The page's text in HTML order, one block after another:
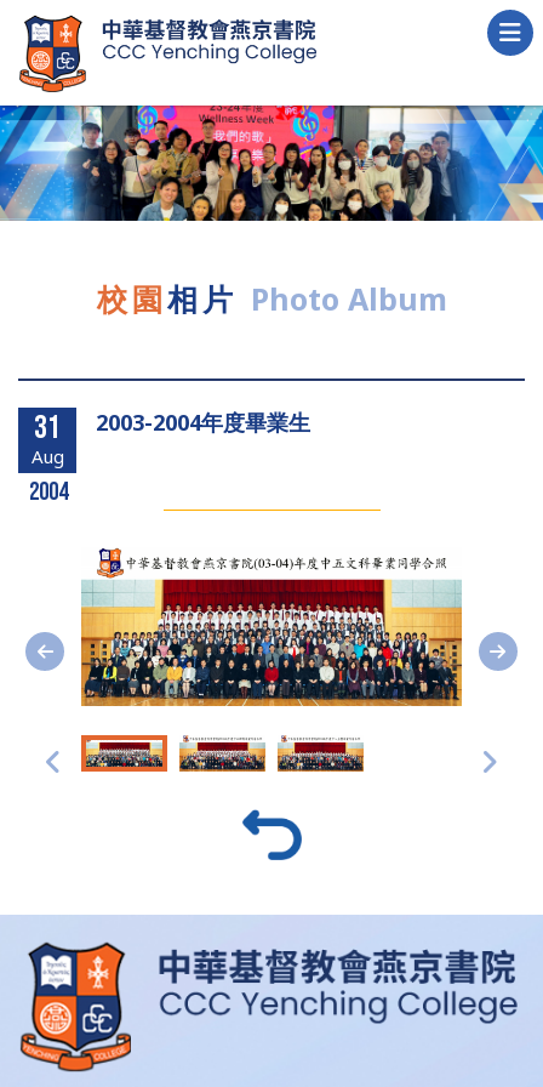
校園相片 Photo Album
31
Aug
2004
2003-2004年度畢業生